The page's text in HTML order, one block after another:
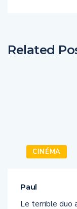
Related
CINÉMA
Paul
Le terrible duo